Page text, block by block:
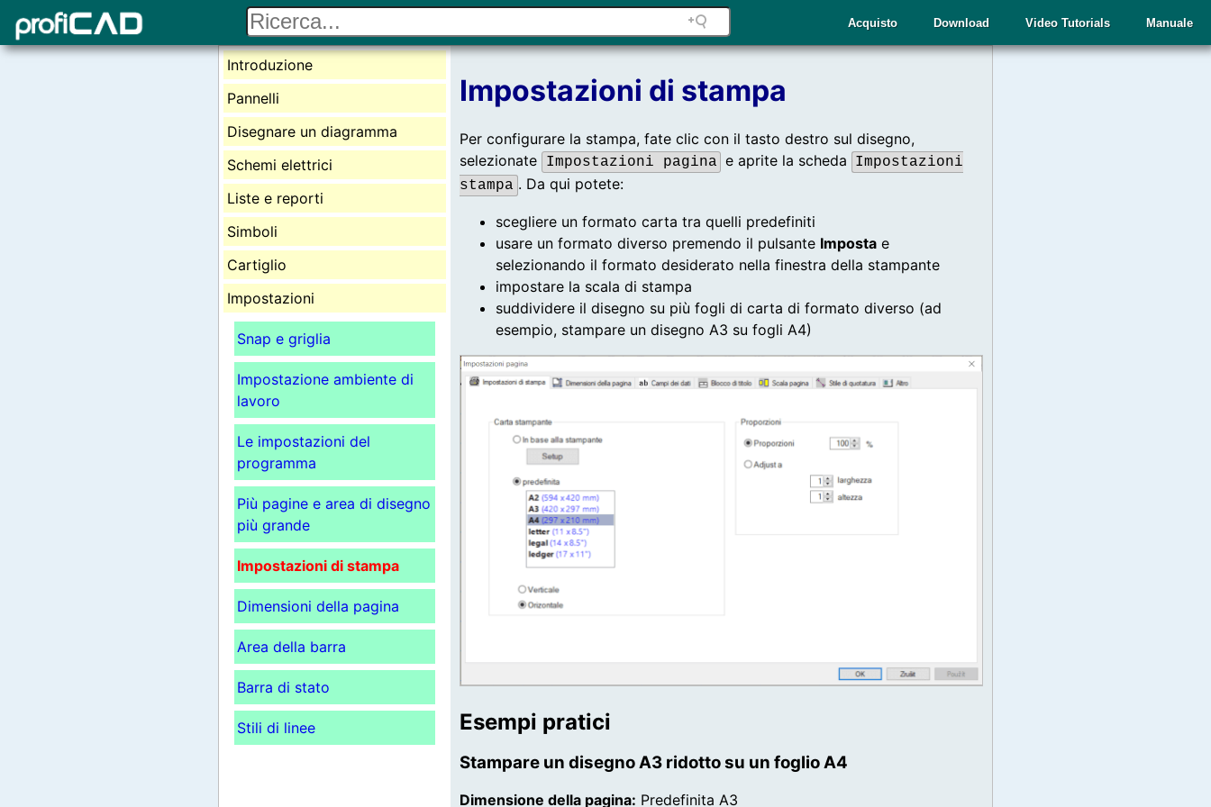
Manuale
Video Tutorials
Download
Acquisto
Impostazioni di stampa
Per configurare la stampa, fate clic con il tasto destro sul disegno,
selezionate
Impostazioni pagina e aprite la scheda
Impostazioni
stampa . Da qui potete:
scegliere un formato carta tra quelli predefiniti
usare un formato diverso premendo il pulsante Imposta e
selezionando il formato desiderato nella finestra della stampante
impostare la scala di stampa
suddividere il disegno su più fogli di carta di formato diverso (ad
esempio, stampare un disegno A3 su fogli A4)
Esempi pratici
Stampare un disegno A3 ridotto su un foglio A4
Dimensione della pagina: Predefinita A3
Introduzione
Pannelli
Disegnare un diagramma
Schemi elettrici
Liste e reporti
Simboli
Cartiglio
Impostazioni
Snap e griglia
Impostazione ambiente di
lavoro
Le impostazioni del
programma
Più pagine e area di disegno
più grande
Impostazioni di stampa
Dimensioni della pagina
Area della barra
Barra di stato
Stili di linee